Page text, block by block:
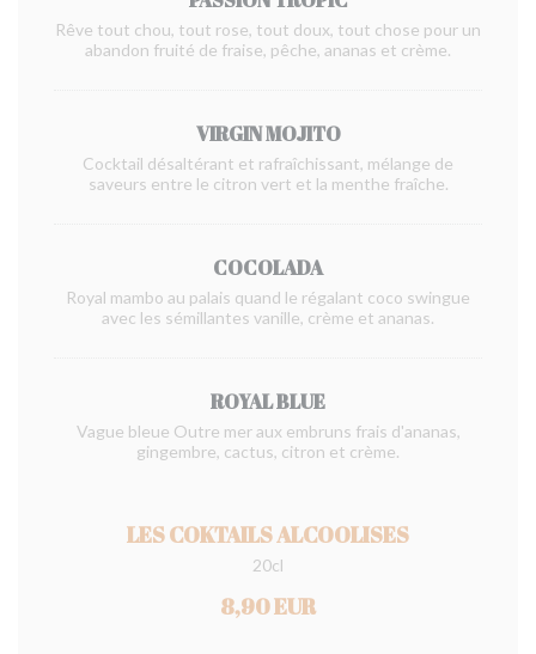
Rêve tout chou, tout rose, tout doux, tout chose pour un
abandon fruité de fraise, pêche, ananas et crème.
VIRGIN MOJITO
Cocktail désaltérant et rafraîchissant, mélange de
saveurs entre le citron vert et la menthe fraîche.
COCOLADA
Royal mambo au palais quand le régalant coco swingue
avec les sémillantes vanille, crème et ananas.
ROYAL BLUE
Vague bleue Outre mer aux embruns frais d'ananas,
gingembre, cactus, citron et crème.
LES COKTAILS ALCOOLISES
20cl
8,90 EUR